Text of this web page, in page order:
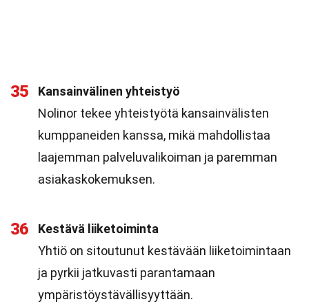
35
Kansainvälinen yhteistyö
Nolinor tekee yhteistyötä kansainvälisten
kumppaneiden kanssa, mikä mahdollistaa
laajemman palveluvalikoiman ja paremman
asiakaskokemuksen.
36
Kestävä liiketoiminta
Yhtiö on sitoutunut kestävään liiketoimintaan
ja pyrkii jatkuvasti parantamaan
ympäristöystävällisyyttään.